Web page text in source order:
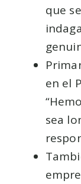
que
en el
sea